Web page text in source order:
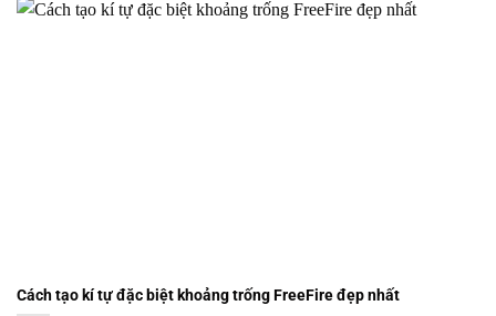
Cách tạo kí tự đặc biệt khoảng trống FreeFire đẹp nhất